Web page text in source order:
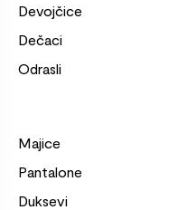
Devojčice
Dečaci
Odrasli
Majice
Pantalone
Duksevi